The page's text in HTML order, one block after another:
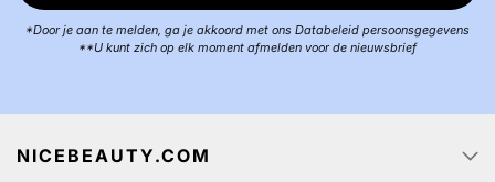
*Door je aan te melden, ga je akkoord met ons Databeleid persoonsgegevens
**U kunt zich op elk moment afmelden voor de nieuwsbrief
NICEBEAUTY.COM